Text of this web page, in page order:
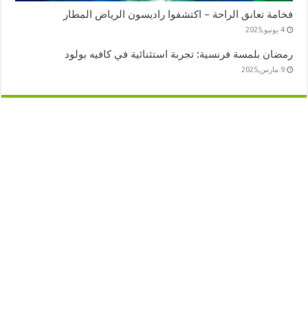
فخامة تعانق الراحة – اكتشفوا راديسون الرياض المطار
4 يونيو,2025
رمضان بلمسة فرنسية: تجربة استثنائية في كافيه بولود
9 مارس,2025